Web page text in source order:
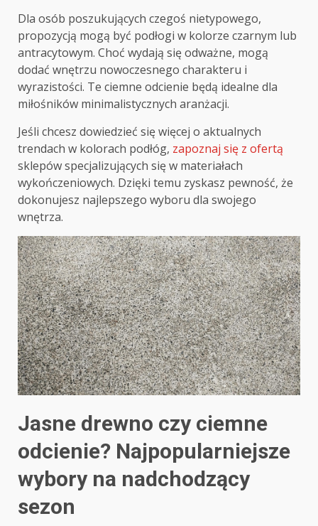
Dla osób poszukujących czegoś nietypowego,
propozycją mogą być podłogi w kolorze czarnym lub
antracytowym. Choć wydają się odważne, mogą
dodać wnętrzu nowoczesnego charakteru i
wyrazistości. Te ciemne odcienie będą idealne dla
miłośników minimalistycznych aranżacji.
Jeśli chcesz dowiedzieć się więcej o aktualnych
trendach w kolorach podłóg, zapoznaj się z ofertą
sklepów specjalizujących się w materiałach
wykończeniowych. Dzięki temu zyskasz pewność, że
dokonujesz najlepszego wyboru dla swojego
wnętrza.
Jasne drewno czy ciemne
odcienie? Najpopularniejsze
wybory na nadchodzący
sezon